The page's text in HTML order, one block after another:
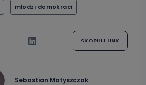
młodzi demokraci
SKOPIUJ LINK
Sebastian Matyszczak